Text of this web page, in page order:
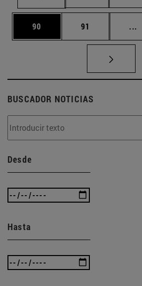
Página
90 Página
91 ...
BUSCADOR NOTICIAS
Desde
Hasta